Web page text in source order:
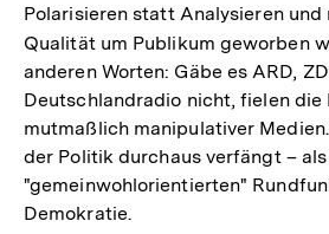
Polarisieren statt Analysieren
Qualität um Publikum geworben
anderen Worten: Gäbe es ARD,
Deutschlandradio nicht, fielen die
mutmaßlich manipulativer
der Politik durchaus verfängt –
"gemeinwohlorientierten"
Demokratie.